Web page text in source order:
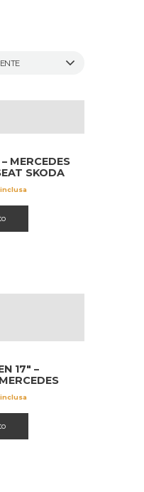
MERCEDES
SKODA
17″ –